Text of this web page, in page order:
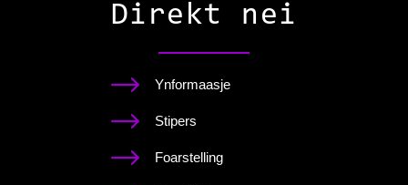
Direkt nei
Ynformaasje
Stipers
Foarstelling